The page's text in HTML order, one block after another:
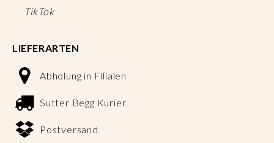
TikTok
LIEFERARTEN
Abholung in Filialen
Sutter Begg Kurier
Postversand